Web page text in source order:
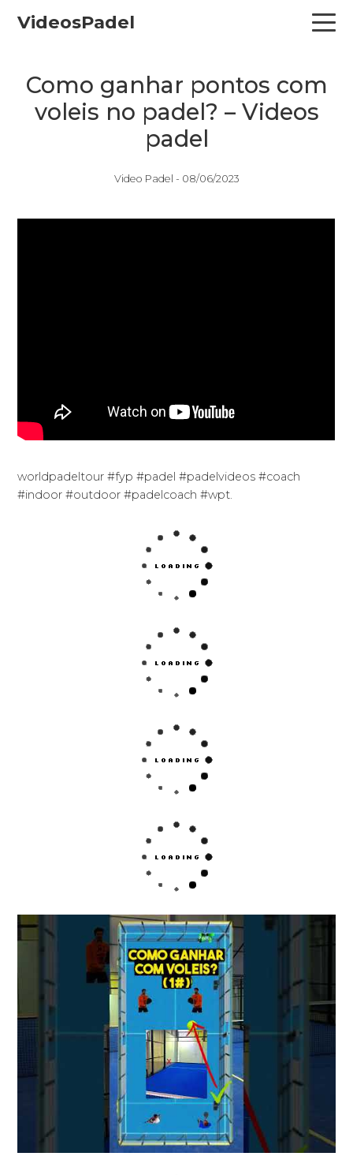
VideosPadel
Como ganhar pontos com
voleis no padel? – Videos
padel
Video Padel - 08/06/2023
worldpadeltour #fyp #padel #padelvideos #coach
#indoor #outdoor #padelcoach #wpt.